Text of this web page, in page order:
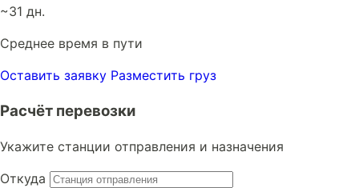
~31 дн.
Среднее время в пути
Оставить заявку Разместить груз
Расчёт перевозки
Укажите станции отправления и назначения
Откуда